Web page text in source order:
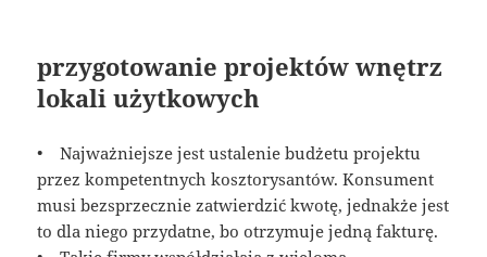
przygotowanie projektów wnętrz
lokali użytkowych
• Najważniejsze jest ustalenie budżetu projektu
przez kompetentnych kosztorysantów. Konsument
musi bezsprzecznie zatwierdzić kwotę, jednakże jest
to dla niego przydatne, bo otrzymuje jedną fakturę.